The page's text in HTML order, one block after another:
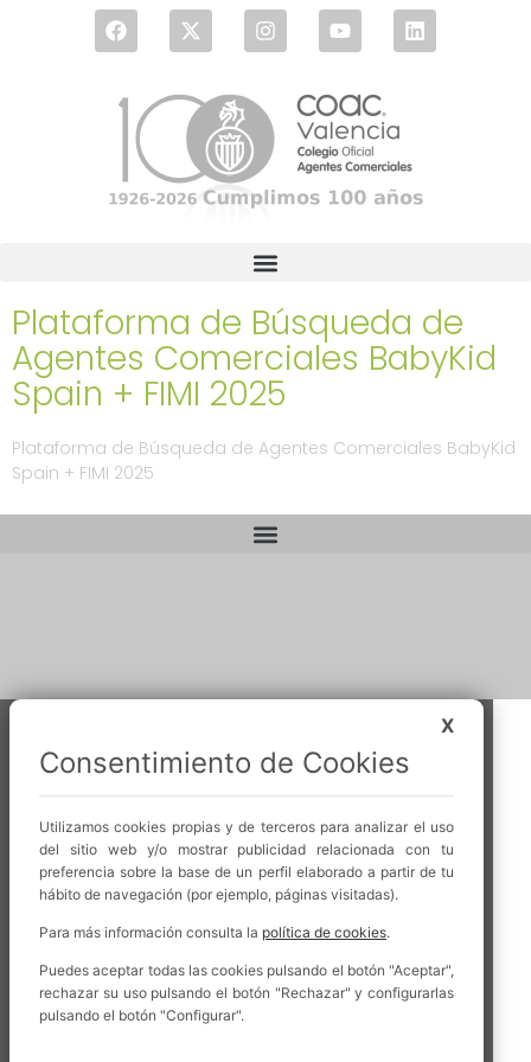
Plataforma de Búsqueda de
Agentes Comerciales BabyKid
Spain + FIMI 2025
Plataforma de Búsqueda de Agentes Comerciales BabyKid
Spain + FIMI 2025
X
Consentimiento de Cookies
Utilizamos cookies propias y de terceros para analizar el uso
del sitio web y/o mostrar publicidad relacionada con tu
preferencia sobre la base de un perfil elaborado a partir de tu
hábito de navegación (por ejemplo, páginas visitadas).
Para más información consulta la política de cookies.
Puedes aceptar todas las cookies pulsando el botón "Aceptar",
rechazar su uso pulsando el botón "Rechazar" y configurarlas
pulsando el botón "Configurar".